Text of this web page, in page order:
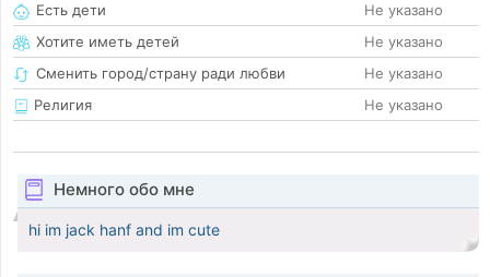
Есть дети
Не указано
Хотите иметь детей
Не указано
Сменить город/страну ради любви
Не указано
Религия
Не указано
Немного обо мне
hi im jack hanf and im cute